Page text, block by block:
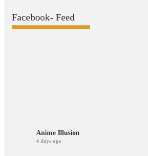
Facebook- Feed
Anime Illusion
4 days ago